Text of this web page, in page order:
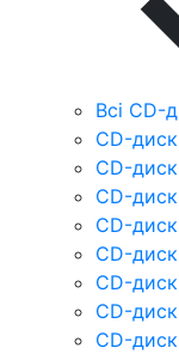
Всі CD-
CD-
CD-
CD-
CD-
CD-
CD-
CD-
CD-